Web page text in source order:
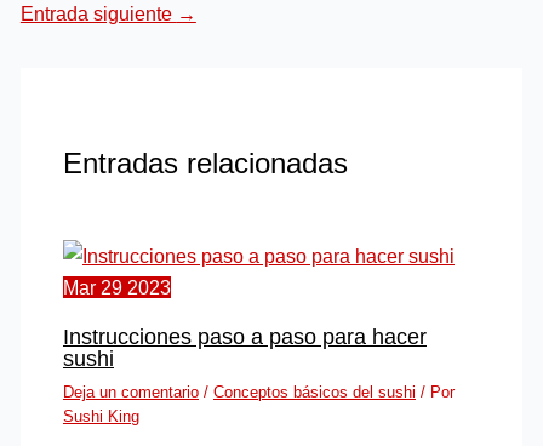
Entrada siguiente →
Entradas relacionadas
Mar 29 2023
Instrucciones paso a paso para hacer
sushi
Deja un comentario / Conceptos básicos del sushi / Por
Sushi King